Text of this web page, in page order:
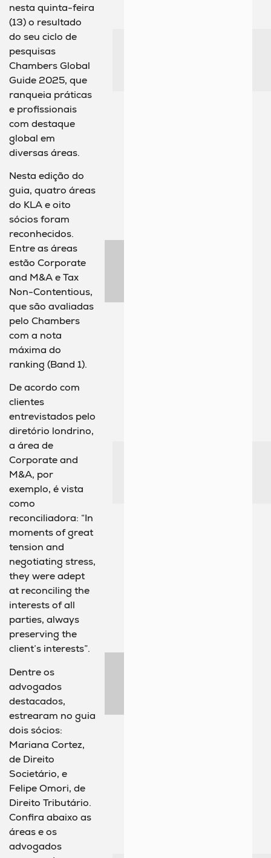
nesta quinta-feira
(13) o resultado
do seu ciclo de
pesquisas
Chambers Global
Guide 2025, que
ranqueia práticas
e profissionais
com destaque
global em
diversas áreas.
Nesta edição do
guia, quatro áreas
do KLA e oito
sócios foram
reconhecidos.
Entre as áreas
estão Corporate
and M&A e Tax
Non-Contentious,
que são avaliadas
pelo Chambers
com a nota
máxima do
ranking (Band 1).
De acordo com
clientes
entrevistados pelo
diretório londrino,
a área de
Corporate and
M&A, por
exemplo, é vista
como
reconciliadora: “In
moments of great
tension and
negotiating stress,
they were adept
at reconciling the
interests of all
parties, always
preserving the
client’s interests”.
Dentre os
advogados
destacados,
estrearam no guia
dois sócios:
Mariana Cortez,
de Direito
Societário, e
Felipe Omori, de
Direito Tributário.
Confira abaixo as
áreas e os
advogados